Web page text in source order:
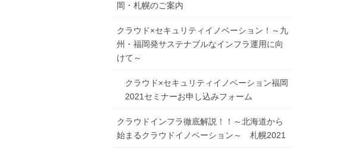
岡・札幌のご案内
クラウド×セキュリティイノベーション！～九
州・福岡発サステナブルなインフラ運用に向
けて～
クラウド×セキュリティイノベーション福岡
2021セミナーお申し込みフォーム
クラウドインフラ徹底解説！！～北海道から
始まるクラウドイノベーション～ 札幌2021